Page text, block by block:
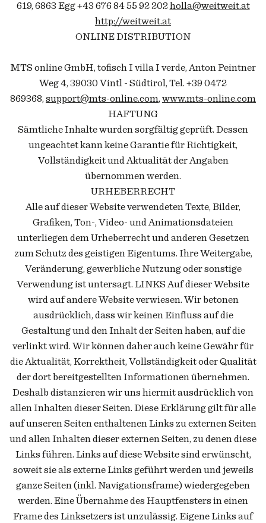
619, 6863 Egg +43 676 84 55 92 202holla@weitweit.at
http://weitweit.at
ONLINE DISTRIBUTION
MTS online GmbH, tofisch I villa I verde, Anton Peintner
Weg 4, 39030 Vintl - Südtirol, Tel. +39 0472
869368, support@mts-online.com, www.mts-online.com
HAFTUNG
Sämtliche Inhalte wurden sorgfältig geprüft. Dessen
ungeachtet kann keine Garantie für Richtigkeit,
Vollständigkeit und Aktualität der Angaben
übernommen werden.
URHEBERRECHT
Alle auf dieser Website verwendeten Texte, Bilder,
Grafiken, Ton-, Video- und Animationsdateien
unterliegen dem Urheberrecht und anderen Gesetzen
zum Schutz des geistigen Eigentums. Ihre Weitergabe,
Veränderung, gewerbliche Nutzung oder sonstige
Verwendung ist untersagt. LINKS Auf dieser Website
wird auf andere Website verwiesen. Wir betonen
ausdrücklich, dass wir keinen Einfluss auf die
Gestaltung und den Inhalt der Seiten haben, auf die
verlinkt wird. Wir können daher auch keine Gewähr für
die Aktualität, Korrektheit, Vollständigkeit oder Qualität
der dort bereitgestellten Informationen übernehmen.
Deshalb distanzieren wir uns hiermit ausdrücklich von
allen Inhalten dieser Seiten. Diese Erklärung gilt für alle
auf unseren Seiten enthaltenen Links zu externen Seiten
und allen Inhalten dieser externen Seiten, zu denen diese
Links führen. Links auf diese Website sind erwünscht,
soweit sie als externe Links geführt werden und jeweils
ganze Seiten (inkl. Navigationsframe) wiedergegeben
werden. Eine Übernahme des Hauptfensters in einen
Frame des Linksetzers ist unzulässig. Eigene Links auf